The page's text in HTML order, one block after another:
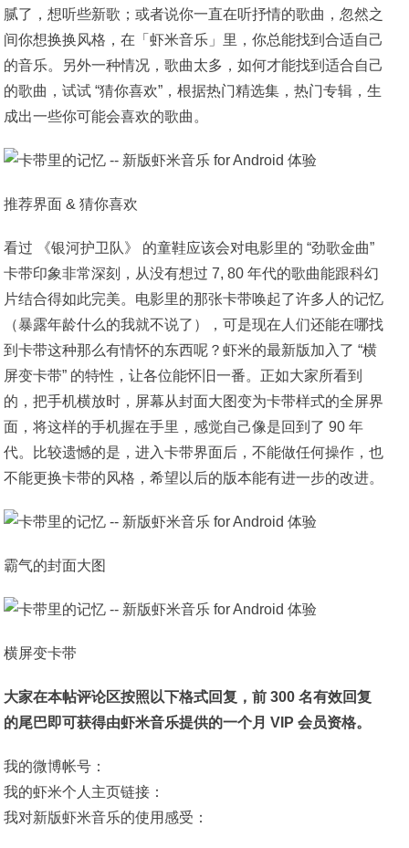
腻了，想听些新歌；或者说你一直在听抒情的歌曲，忽然之
间你想换换风格，在「虾米音乐」里，你总能找到合适自己
的音乐。另外一种情况，歌曲太多，如何才能找到适合自己
的歌曲，试试 “猜你喜欢”，根据热门精选集，热门专辑，生
成出一些你可能会喜欢的歌曲。
推荐界面 & 猜你喜欢
看过 《银河护卫队》 的童鞋应该会对电影里的 “劲歌金曲”
卡带印象非常深刻，从没有想过 7, 80 年代的歌曲能跟科幻
片结合得如此完美。电影里的那张卡带唤起了许多人的记忆
（暴露年龄什么的我就不说了），可是现在人们还能在哪找
到卡带这种那么有情怀的东西呢？虾米的最新版加入了 “横
屏变卡带” 的特性，让各位能怀旧一番。正如大家所看到
的，把手机横放时，屏幕从封面大图变为卡带样式的全屏界
面，将这样的手机握在手里，感觉自己像是回到了 90 年
代。比较遗憾的是，进入卡带界面后，不能做任何操作，也
不能更换卡带的风格，希望以后的版本能有进一步的改进。
霸气的封面大图
横屏变卡带
大家在本帖评论区按照以下格式回复，前 300 名有效回复
的尾巴即可获得由虾米音乐提供的一个月 VIP 会员资格。
我的微博帐号：
我的虾米个人主页链接：
我对新版虾米音乐的使用感受：